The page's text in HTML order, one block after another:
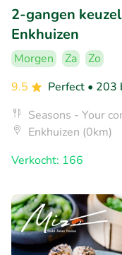
2-gangen
Enkhuizen
Morgen Za
Zo
9.5
Perfect • 203
Seasons - Your
Enkhuizen (0km)
Verkocht: 166